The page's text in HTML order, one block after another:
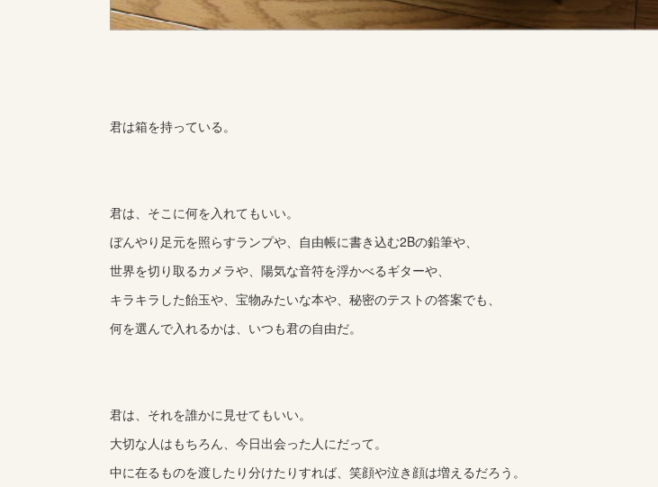
君は箱を持っている。
君は、そこに何を入れてもいい。
ぼんやり足元を照らすランプや、自由帳に書き込む2Bの鉛筆や、
世界を切り取るカメラや、陽気な音符を浮かべるギターや、
キラキラした飴玉や、宝物みたいな本や、秘密のテストの答案でも、
何を選んで入れるかは、いつも君の自由だ。
君は、それを誰かに見せてもいい。
大切な人はもちろん、今日出会った人にだって。
中に在るものを渡したり分けたりすれば、笑顔や泣き顔は増えるだろう。